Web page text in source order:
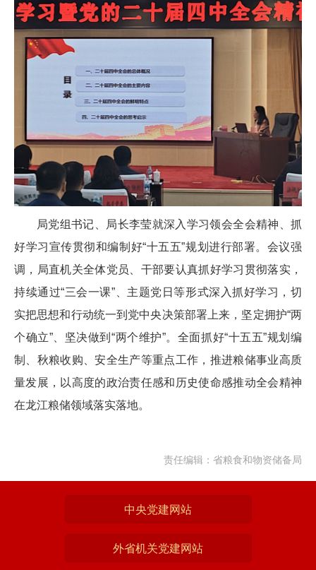
局党组书记、局长李莹就深入学习领会全会精神、抓
好学习宣传贯彻和编制好“十五五”规划进行部署。会议强
调，局直机关全体党员、干部要认真抓好学习贯彻落实，
持续通过“三会一课”、主题党日等形式深入抓好学习，切
实把思想和行动统一到党中央决策部署上来，坚定拥护“两
个确立”、坚决做到“两个维护”。全面抓好“十五五”规划编
制、秋粮收购、安全生产等重点工作，推进粮储事业高质
量发展，以高度的政治责任感和历史使命感推动全会精神
在龙江粮储领域落实落地。
责任编辑：省粮食和物资储备局
中央党建网站
外省机关党建网站